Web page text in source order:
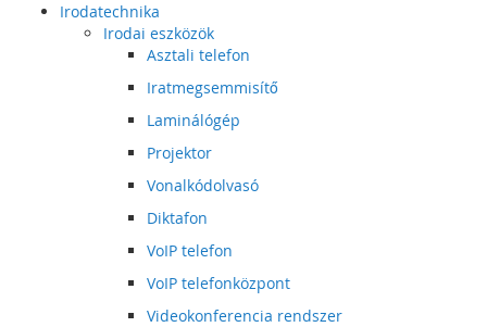
Irodatechnika
Irodai eszközök
Asztali telefon
Iratmegsemmisítő
Laminálógép
Projektor
Vonalkódolvasó
Diktafon
VoIP telefon
VoIP telefonközpont
Videokonferencia rendszer